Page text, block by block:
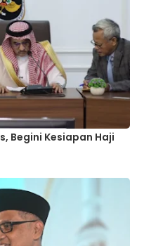
Begini Kesiapan Haji